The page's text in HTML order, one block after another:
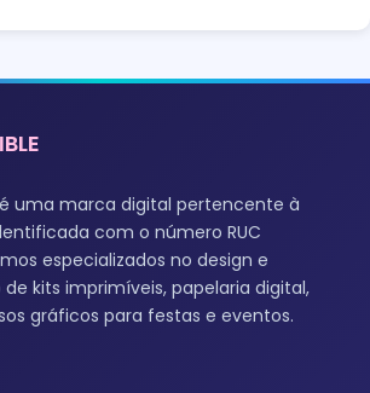
uma marca digital pertencente à
identificada com o número RUC
especializados no design e
kits imprimíveis, papelaria digital,
gráficos para festas e eventos.